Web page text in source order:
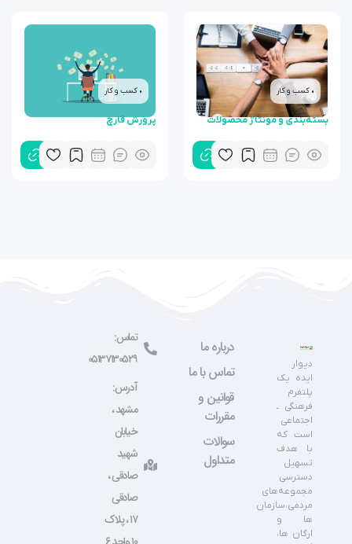
• کسب و کار
بسته‌بندی و مونتاژ محصولات
• کسب و کار
پرورش قارچ
دیوار
ایده یک
پلتفرم
فرهنگی ـ
اجتماعی
است که
با هدف
تسهیل
دسترسی
مجموعه‌های
مردمی،سازمان
ها و
ارگان ها،
درباره ما
تماس با ما
قوانین و
مقررات
سوالات
متداول
تماس:
۰۵۱۳۷۱۳۰۵۲۹
آدرس:
مشهد ،
خیابان
شهید
صادقی ،
صادقی
۱۷ ، پلاک